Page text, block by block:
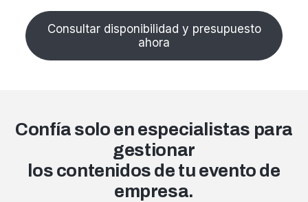
Consultar disponibilidad y presupuesto
ahora
Confía solo en especialistas para
gestionar
los contenidos de tu evento de
empresa.